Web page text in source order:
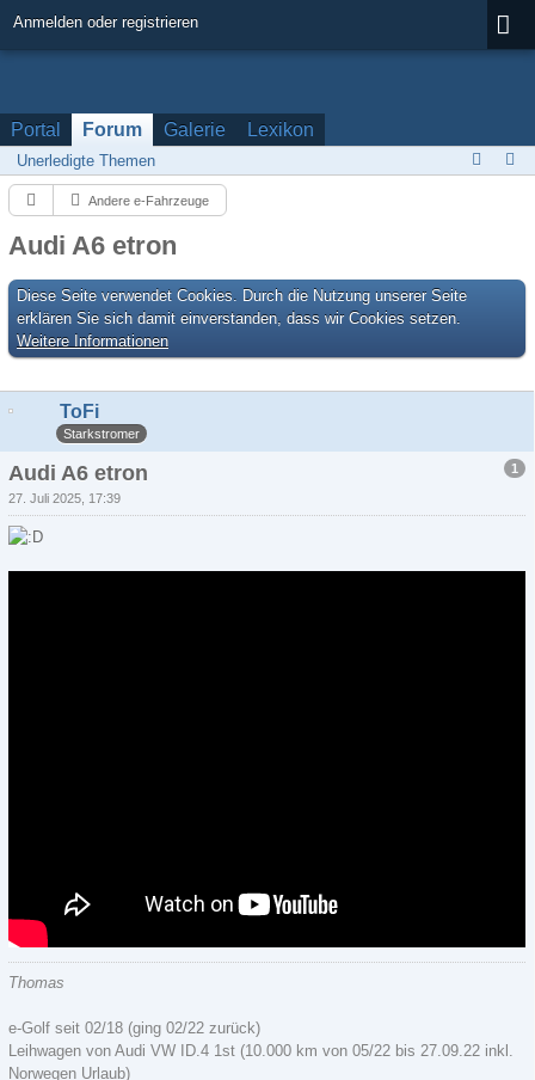
Anmelden oder registrieren
Portal Forum Galerie Lexikon
Unerledigte Themen
Andere e-Fahrzeuge
Audi A6 etron
Diese Seite verwendet Cookies. Durch die Nutzung unserer Seite
erklären Sie sich damit einverstanden, dass wir Cookies setzen.
Weitere Informationen
ToFi
Starkstromer
1
Audi A6 etron
27. Juli 2025, 17:39
Thomas
e-Golf seit 02/18 (ging 02/22 zurück)
Leihwagen von Audi VW ID.4 1st (10.000 km von 05/22 bis 27.09.22 inkl.
Norwegen Urlaub)